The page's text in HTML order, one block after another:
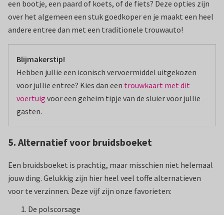
een bootje, een paard of koets, of de fiets? Deze opties zijn
over het algemeen een stuk goedkoper en je maakt een heel
andere entree dan met een traditionele trouwauto!
Blijmakerstip!
Hebben jullie een iconisch vervoermiddel uitgekozen
voor jullie entree? Kies dan een trouwkaart met dit
voertuig voor een geheim tipje van de sluier voor jullie
gasten.
5. Alternatief voor bruidsboeket
Een bruidsboeket is prachtig, maar misschien niet helemaal
jouw ding. Gelukkig zijn hier heel veel toffe alternatieven
voor te verzinnen. Deze vijf zijn onze favorieten:
De polscorsage